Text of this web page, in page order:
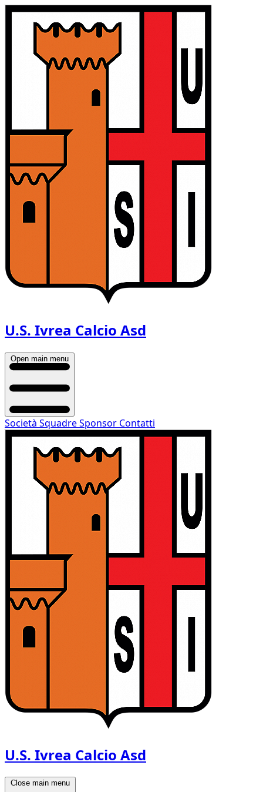
U.S. Ivrea Calcio Asd
Open main menu
Società SquadreSponsor Contatti
U.S. Ivrea Calcio Asd
Close main menu